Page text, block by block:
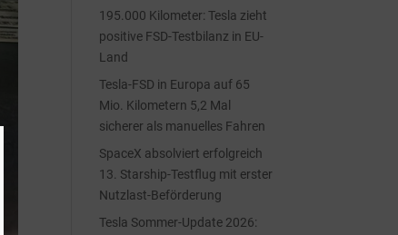
195.000 Kilometer: Tesla zieht
positive FSD-Testbilanz in EU-
Land
Tesla-FSD in Europa auf 65
Mio. Kilometern 5,2 Mal
sicherer als manuelles Fahren
SpaceX absolviert erfolgreich
13. Starship-Testflug mit erster
Nutzlast-Beförderung
Tesla Sommer-Update 2026: